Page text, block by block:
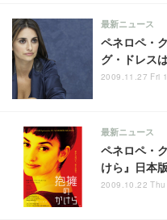
ペネロペ・
グ・ドレス
最新ニュース
2009.11.27 Fri
ペネロペ・
けら』日本
最新ニュース
2009.10.22